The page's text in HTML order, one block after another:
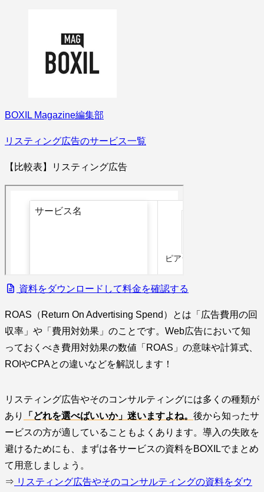
BOXIL Magazine編集部
リスティング広告のサービス一覧
【比較表】リスティング広告
資料をダウンロードして料金を確認する
ROAS（Return On Advertising Spend）とは「広告費用の回
収率」や「費用対効果」のことです。Web広告において知
っておくべき費用対効果の数値「ROAS」の意味や計算式、
ROIやCPAとの違いなどを解説します！
リスティング広告やそのコンサルティングには多くの種類が
あり
「どれを選べばいいか」迷いますよね。 後から知ったサ
ービスの方が適していることもよくあります。導入の失敗を
避けるためにも、まずは各サービスの資料をBOXILでまとめ
て用意しましょう。
⇒ リスティング広告やそのコンサルティングの資料をダウ